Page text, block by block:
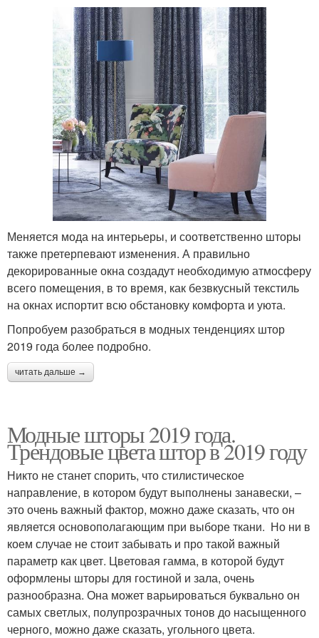
Меняется мода на интерьеры, и соответственно шторы
также претерпевают изменения. А правильно
декорированные окна создадут необходимую атмосферу
всего помещения, в то время, как безвкусный текстиль
на окнах испортит всю обстановку комфорта и уюта.
Попробуем разобраться в модных тенденциях штор
2019 года более подробно.
читать дальше →
Модные шторы 2019 года.
Трендовые цвета штор в 2019 году
Никто не станет спорить, что стилистическое
направление, в котором будут выполнены занавески, –
это очень важный фактор, можно даже сказать, что он
является основополагающим при выборе ткани. Но ни в
коем случае не стоит забывать и про такой важный
параметр как цвет. Цветовая гамма, в которой будут
оформлены шторы для гостиной и зала, очень
разнообразна. Она может варьироваться буквально он
самых светлых, полупрозрачных тонов до насыщенного
черного, можно даже сказать, угольного цвета.